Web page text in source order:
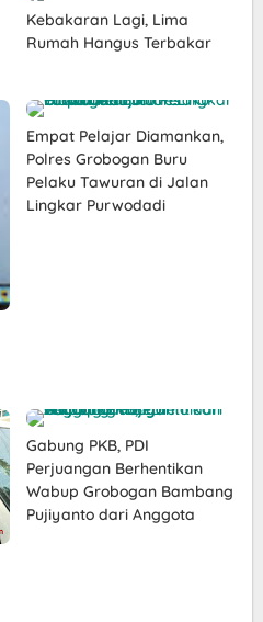
Kebakaran Lagi, Lima
Rumah Hangus Terbakar
Empat Pelajar Diamankan,
Polres Grobogan Buru
Pelaku Tawuran di Jalan
Lingkar Purwodadi
Gabung PKB, PDI
Perjuangan Berhentikan
Wabup Grobogan Bambang
Pujiyanto dari Anggota